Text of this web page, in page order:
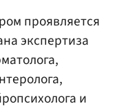
проявляется
экспертиза
и